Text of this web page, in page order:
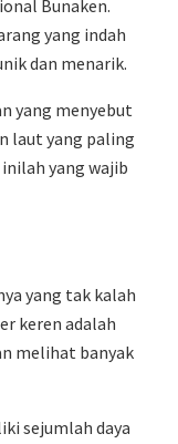
Bunaken.
yang indah
dan menarik.
yang menyebut
laut yang paling
yang wajib
yang tak kalah
keren adalah
melihat banyak
sejumlah daya